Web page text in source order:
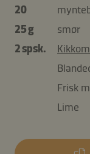
20
25 g
smør
2 spsk.
Frisk
Lime